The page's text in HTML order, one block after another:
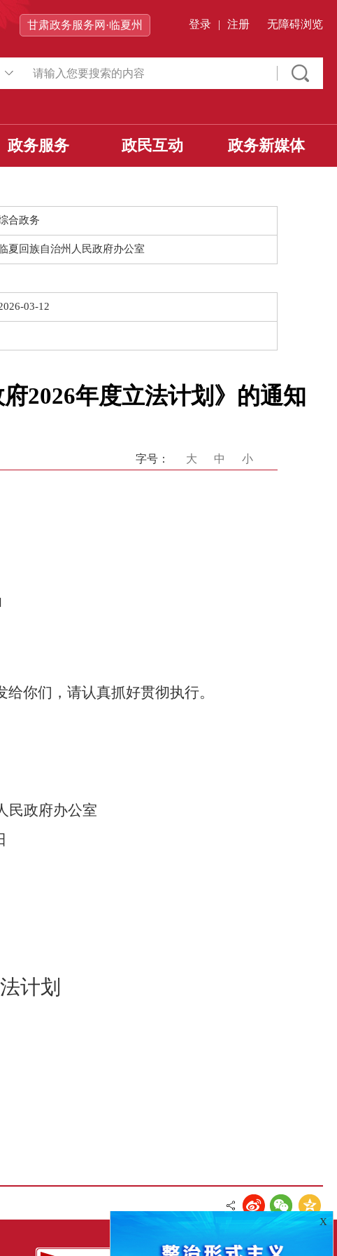
甘肃政务服务网·临夏州 登录 | 注册 无障碍浏览
政务服务 政民互动 政务新媒体
合政务
夏回族自治州人民政府办公室
03-12
2026年度立法计划》的通知
字号： 大 中 小
给你们，请认真抓好贯彻执行。
民政府办公室
计划
X